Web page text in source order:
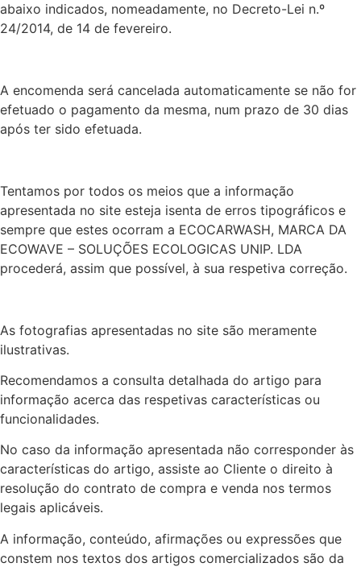
abaixo indicados, nomeadamente, no Decreto-Lei n.º
24/2014, de 14 de fevereiro.
A encomenda será cancelada automaticamente se não for
efetuado o pagamento da mesma, num prazo de 30 dias
após ter sido efetuada.
Tentamos por todos os meios que a informação
apresentada no site esteja isenta de erros tipográficos e
sempre que estes ocorram a ECOCARWASH, MARCA DA
ECOWAVE – SOLUÇÕES ECOLOGICAS UNIP. LDA
procederá, assim que possível, à sua respetiva correção.
As fotografias apresentadas no site são meramente
ilustrativas.
Recomendamos a consulta detalhada do artigo para
informação acerca das respetivas características ou
funcionalidades.
No caso da informação apresentada não corresponder às
características do artigo, assiste ao Cliente o direito à
resolução do contrato de compra e venda nos termos
legais aplicáveis.
A informação, conteúdo, afirmações ou expressões que
constem nos textos dos artigos comercializados são da